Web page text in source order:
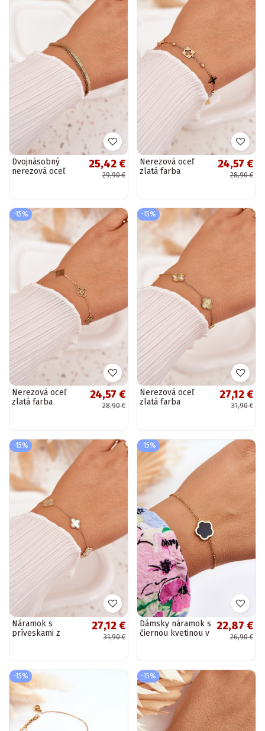
Dvojnásobný
nerezová oceľ
25,42 €
29,90 €
Nerezová oceľ
zlatá farba
24,57 €
28,90 €
-15%
Nerezová oceľ
zlatá farba
24,57 €
28,90 €
-15%
Nerezová oceľ
zlatá farba
27,12 €
31,90 €
-15%
Náramok s
príveskami z
27,12 €
31,90 €
-15%
Dámsky náramok s
čiernou kvetinou v
22,87 €
26,90 €
-15% -15%